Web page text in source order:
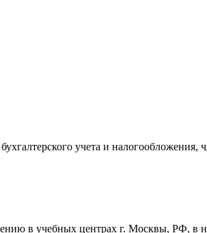
учета и налогообложения,
в учебных центрах г. Москвы, РФ, в